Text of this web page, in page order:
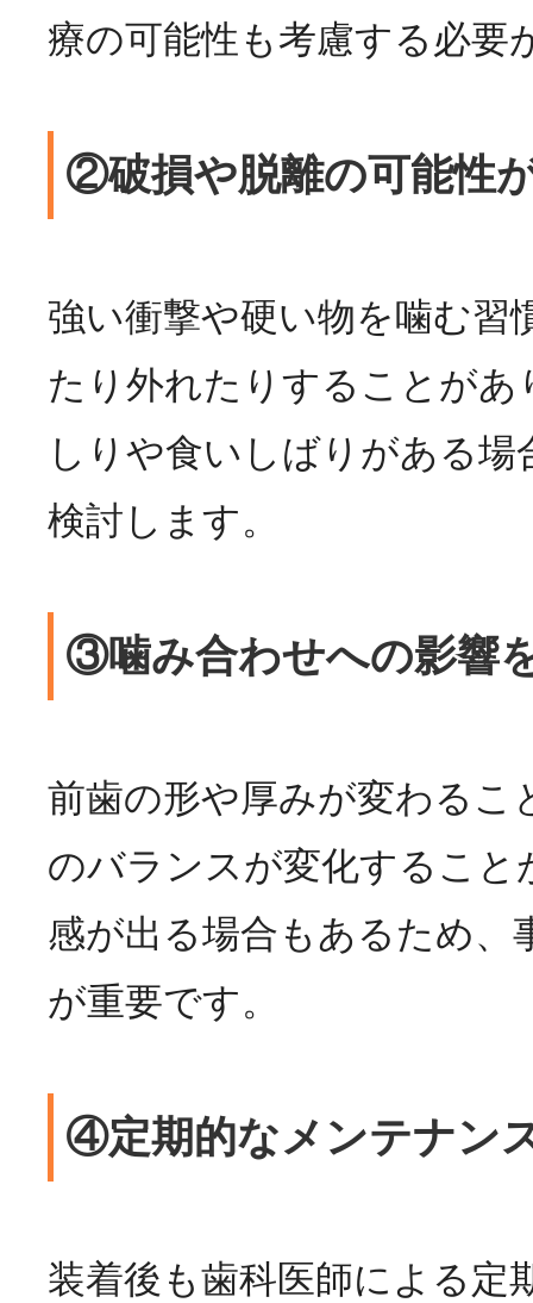
療の可能性も考慮する必要
②破損や脱離の可能性
強い衝撃や硬い物を噛む習
たり外れたりすることがあ
しりや食いしばりがある場
検討します。
③噛み合わせへの影響
前歯の形や厚みが変わるこ
のバランスが変化すること
感が出る場合もあるため、
が重要です。
④定期的なメンテナン
装着後も歯科医師による定